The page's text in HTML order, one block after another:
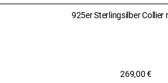
925er Sterlingsilber Collier
269,00€